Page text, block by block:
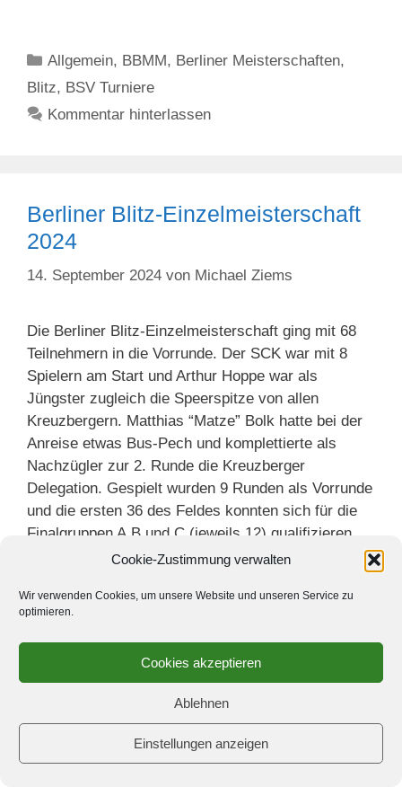
Cookie-Zustimmung verwalten
Wir verwenden Cookies, um unsere Website und unseren Service zu
optimieren.
Cookies akzeptieren
Ablehnen
Einstellungen anzeigen
Kategorien
Allgemein, BBMM, Berliner Meisterschaften,
Blitz, BSV Turniere
Kommentar hinterlassen
Berliner Blitz-Einzelmeisterschaft
2024
14. September 2024 von Michael Ziems
Die Berliner Blitz-Einzelmeisterschaft ging mit 68
Teilnehmern in die Vorrunde. Der SCK war mit 8
Spielern am Start und Arthur Hoppe war als
Jüngster zugleich die Speerspitze von allen
Kreuzbergern. Matthias “Matze” Bolk hatte bei der
Anreise etwas Bus-Pech und komplettierte als
Nachzügler zur 2. Runde die Kreuzberger
Delegation. Gespielt wurden 9 Runden als Vorrunde
und die ersten 36 des Feldes konnten sich für die
Finalgruppen A,B und C (jeweils 12) qualifizieren.
gleich 2 Kreuzberger ins A-Finale. Arthur war immer
passant 2 Titelträger aufgemischt. Und Matze, vom
Bus-Pech völlig unbeeindruckt, pflügte sich nach
beendete die Vorrunde auf dem 9. Platz (als
Ranglistennr. 24) und spielte eine Elo-Performance